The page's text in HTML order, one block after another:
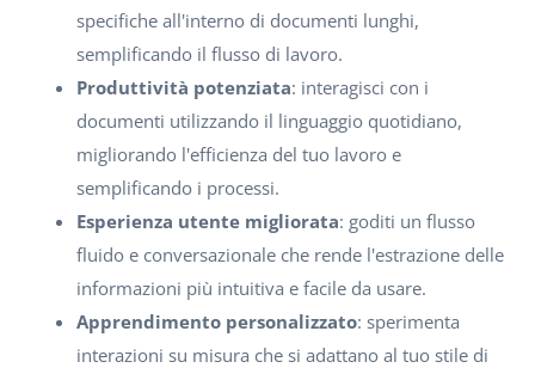
specifiche all'interno di documenti lunghi,
semplificando il flusso di lavoro.
Produttività potenziata: interagisci con i
documenti utilizzando il linguaggio quotidiano,
migliorando l'efficienza del tuo lavoro e
semplificando i processi.
Esperienza utente migliorata: goditi un flusso
fluido e conversazionale che rende l'estrazione delle
informazioni più intuitiva e facile da usare.
Apprendimento personalizzato: sperimenta
interazioni su misura che si adattano al tuo stile di